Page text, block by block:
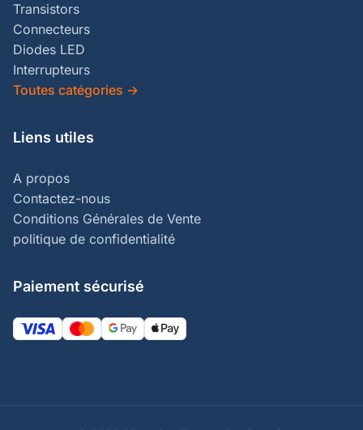
Transistors
Connecteurs
Diodes LED
Interrupteurs
Toutes catégories →
Liens utiles
A propos
Contactez-nous
Conditions Générales de Vente
politique de confidentialité
Paiement sécurisé